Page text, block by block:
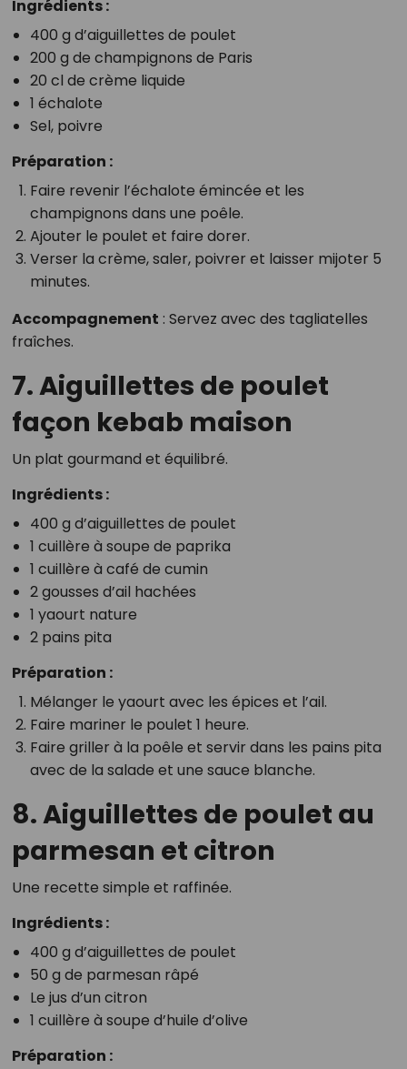
Ingrédients :
400 g d’aiguillettes de poulet
200 g de champignons de Paris
20 cl de crème liquide
1 échalote
Sel, poivre
Préparation :
Faire revenir l’échalote émincée et les
champignons dans une poêle.
Ajouter le poulet et faire dorer.
Verser la crème, saler, poivrer et laisser mijoter 5
minutes.
Accompagnement : Servez avec des tagliatelles
fraîches.
7. Aiguillettes de poulet
façon kebab maison
Un plat gourmand et équilibré.
Ingrédients :
400 g d’aiguillettes de poulet
1 cuillère à soupe de paprika
1 cuillère à café de cumin
2 gousses d’ail hachées
1 yaourt nature
2 pains pita
Préparation :
Mélanger le yaourt avec les épices et l’ail.
Faire mariner le poulet 1 heure.
Faire griller à la poêle et servir dans les pains pita
avec de la salade et une sauce blanche.
8. Aiguillettes de poulet au
parmesan et citron
Une recette simple et raffinée.
Ingrédients :
400 g d’aiguillettes de poulet
50 g de parmesan râpé
Le jus d’un citron
1 cuillère à soupe d’huile d’olive
Préparation :